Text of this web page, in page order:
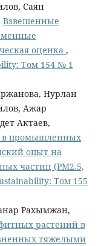
Саян
Взвешенные
оценка ,
Том 154 № 1
Нурлан
Ажар
Актаев,
в промышленных
опыт на
частиц (PM2.5,
Том 155
Рахымжан,
растений в
тяжелыми